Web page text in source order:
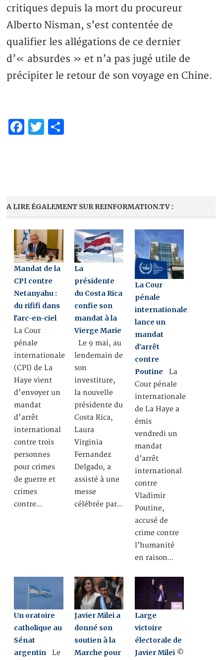
critiques depuis la mort du procureur
Alberto Nisman, s’est contentée de
qualifier les allégations de ce dernier
d’« absurdes » et n’a pas jugé utile de
précipiter le retour de son voyage en Chine.
Facebook
Twitter
A LIRE ÉGALEMENT SUR REINFORMATION.TV :
Mandat de la
CPI contre
Netanyahu :
du rififi dans
l'arc-en-ciel
La Cour
pénale
internationale
(CPI) de La
Haye vient
d'envoyer un
mandat
d'arrêt
international
contre trois
personnes
pour crimes
de guerre et
crimes
contre…
La
présidente
du Costa Rica
confie son
mandat à la
Vierge Marie
Le 9 mai, au
lendemain de
son
investiture,
la nouvelle
présidente du
Costa Rica,
Laura
Virginia
Fernandez
Delgado, a
assisté à une
messe
célébrée par…
La Cour
pénale
internationale
lance un
mandat
d’arrêt
contre
Poutine La
Cour pénale
internationale
de La Haye a
émis
vendredi un
mandat
d’arrêt
international
contre
Vladimir
Poutine,
accusé de
crime contre
l’humanité
en raison…
Un oratoire
catholique au
Sénat
argentin Le
Javier Milei a
donné son
soutien à la
Marche pour
Large
victoire
électorale de
Javier Milei ©